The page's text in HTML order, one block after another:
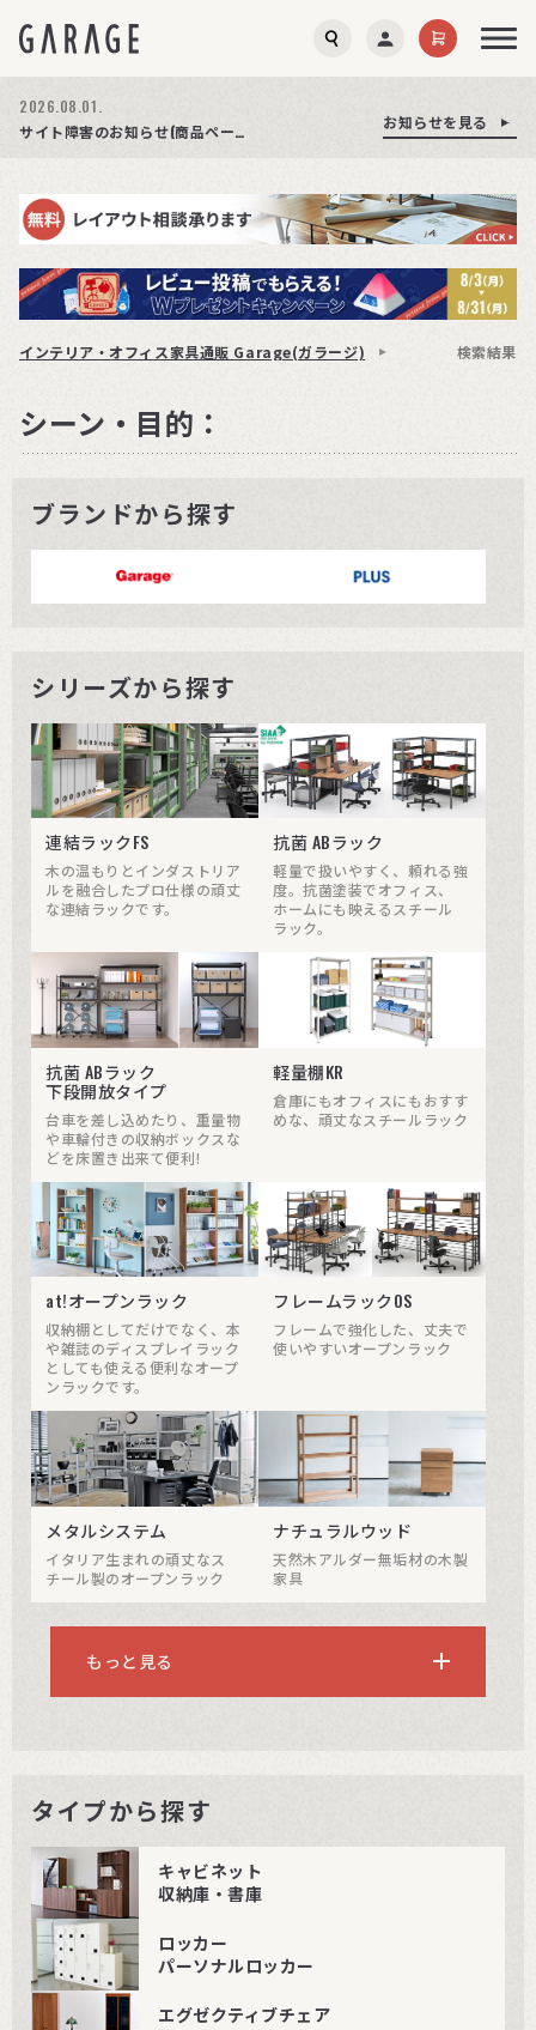
お知らせを見る
商品ページ障害復旧のお知らせ お知らせを見る
2026.08.01.
サイト障害のお知らせ(商品ページが正常に表示されない事象発生)
お知らせを見る
インテリア・オフィス家具通販 Garage(ガラージ) 検索結果
シーン・目的：
ブランドから探す
シリーズから探す
連結ラックFS
木の温もりとインダストリア
ルを融合したプロ仕様の頑丈
な連結ラックです。
抗菌 ABラック
軽量で扱いやすく、頼れる強
度。抗菌塗装でオフィス、
ホームにも映えるスチール
ラック。
抗菌 ABラック
下段開放タイプ
台車を差し込めたり、重量物
や車輪付きの収納ボックスな
どを床置き出来て便利!
軽量棚KR
倉庫にもオフィスにもおすす
めな、頑丈なスチールラック
at!オープンラック
収納棚としてだけでなく、本
や雑誌のディスプレイラック
としても使える便利なオープ
ンラックです。
フレームラックOS
フレームで強化した、丈夫で
使いやすいオープンラック
メタルシステム
イタリア生まれの頑丈なス
チール製のオープンラック
ナチュラルウッド
天然木アルダー無垢材の木製
家具
もっと見る
タイプから探す
キャビネット
収納庫・書庫
ロッカー
パーソナルロッカー
エグゼクティブチェア